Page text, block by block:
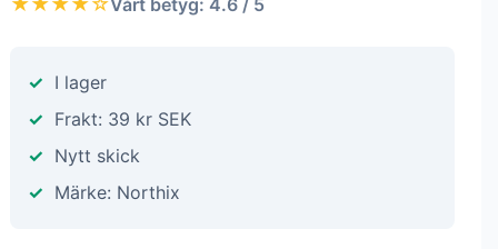
I lager
Frakt: 39 kr SEK
Nytt skick
Märke: Northix